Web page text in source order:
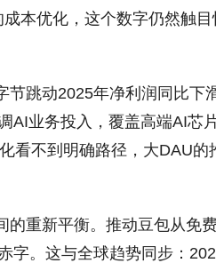
本优化，这个数字仍然触目
节跳动2025年净利润同比下
AI业务投入，覆盖高端AI芯
看不到明确路径，大DAU的
的重新平衡。推动豆包从免
字。这与全球趋势同步：